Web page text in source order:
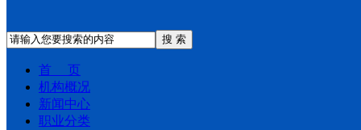
搜 索
首 页
机构概况
新闻中心
职业分类